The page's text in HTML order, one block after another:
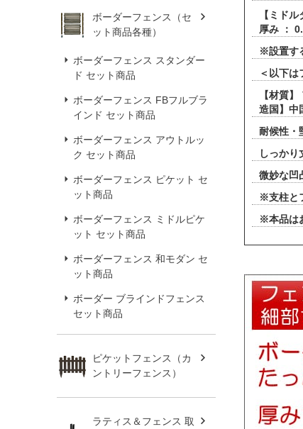
ボーダーフェンス（セ
ット商品各種）
ボーダーフェンス スタンダー
ド セット商品
ボーダーフェンス FBフルブラ
インド セット商品
ボーダーフェンス アウトルッ
ク セット商品
ボーダーフェンス ピケット セ
ット商品
ボーダーフェンス ミドルピケ
ット セット商品
ボーダーフェンス 和モダン セ
ット商品
ボーダー ブラインドフェンス
セット商品
ピケットフェンス（カ
ントリーフェンス）
ラティス＆フェンス 取
【ミド
厚み ：
※設置す
＜以下は
【材質
造国】中
耐候性・
しっかり
微妙な凹
※支柱と
※本品は